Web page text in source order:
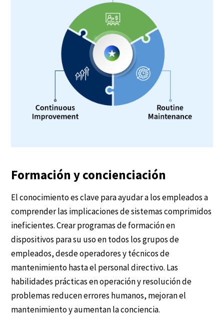
Formación y concienciación
El conocimiento es clave para ayudar a los empleados a
comprender las implicaciones de sistemas comprimidos
ineficientes. Crear programas de formación en
dispositivos para su uso en todos los grupos de
empleados, desde operadores y técnicos de
mantenimiento hasta el personal directivo. Las
habilidades prácticas en operación y resolución de
problemas reducen errores humanos, mejoran el
mantenimiento y aumentan la conciencia.